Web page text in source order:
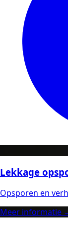
Lekkage
Opsporen en
Meer informatie